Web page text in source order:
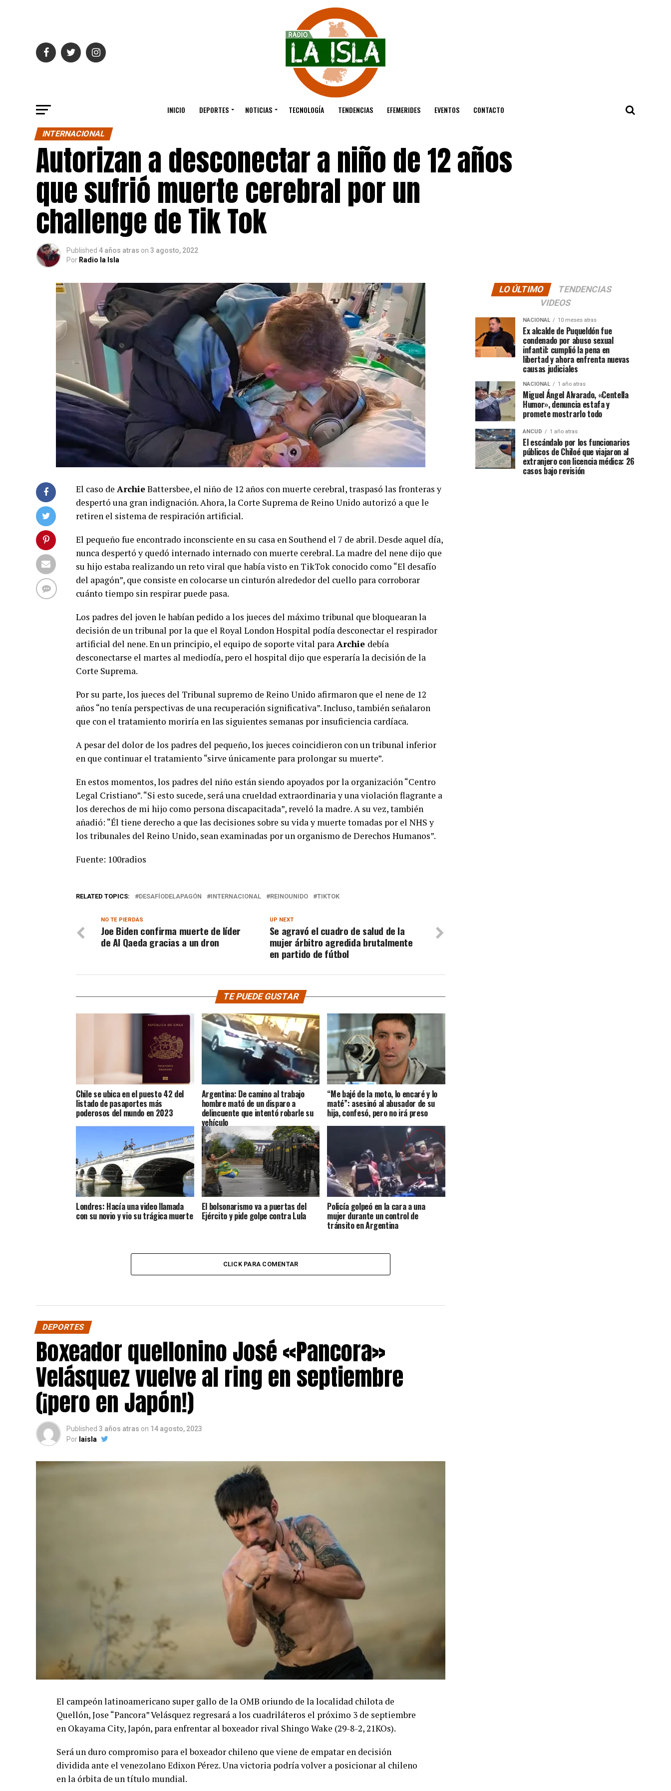
INICIO DEPORTES NOTICIAS TECNOLOGÍA TENDENCIAS EFEMERIDES EVENTOS CONTACTO
INTERNACIONAL
Autorizan a desconectar a niño de 12 años
que sufrió muerte cerebral por un
challenge de Tik Tok
Published 4 años atras on 3 agosto, 2022
Por Radio la Isla
El caso de ArchieBattersbee, el niño de 12 años con muerte cerebral, traspasó las fronteras y
despertó una gran indignación. Ahora, la Corte Suprema de Reino Unido autorizó a que le
retiren el sistema de respiración artificial.
El pequeño fue encontrado inconsciente en su casa en Southend el 7 de abril. Desde aquel día,
nunca despertó y quedó internado internado con muerte cerebral. La madre del nene dijo que
su hijo estaba realizando un reto viral que había visto en TikTok conocido como “El desafío
del apagón”, que consiste en colocarse un cinturón alrededor del cuello para corroborar
cuánto tiempo sin respirar puede pasa.
Los padres del joven le habían pedido a los jueces del máximo tribunal que bloquearan la
decisión de un tribunal por la que el Royal London Hospital podía desconectar el respirador
artificial del nene. En un principio, el equipo de soporte vital paraArchie debía
desconectarse el martes al mediodía, pero el hospital dijo que esperaría la decisión de la
Corte Suprema.
Por su parte, los jueces del Tribunal supremo de Reino Unido afirmaron que el nene de 12
años “no tenía perspectivas de una recuperación significativa”. Incluso, también señalaron
que con el tratamiento moriría en las siguientes semanas por insuficiencia cardíaca.
A pesar del dolor de los padres del pequeño, los jueces coincidieron con un tribunal inferior
en que continuar el tratamiento “sirve únicamente para prolongar su muerte”.
En estos momentos, los padres del niño están siendo apoyados por la organización “Centro
Legal Cristiano”. “Si esto sucede, será una crueldad extraordinaria y una violación flagrante a
los derechos de mi hijo como persona discapacitada”, reveló la madre. A su vez, también
añadió: “Él tiene derecho a que las decisiones sobre su vida y muerte tomadas por el NHS y
los tribunales del Reino Unido, sean examinadas por un organismo de Derechos Humanos”.
Fuente: 100radios
RELATED TOPICS: DESAFÍODELAPAGÓN INTERNACIONAL REINOUNIDO TIKTOK
UP NEXT
Se agravó el cuadro de salud de la
mujer árbitro agredida brutalmente
en partido de fútbol
NO TE PIERDAS
Joe Biden confirma muerte de líder
de Al Qaeda gracias a un dron
TE PUEDE GUSTAR
Chile se ubica en el puesto 42 del
listado de pasaportes más
poderosos del mundo en 2023
Argentina: De camino al trabajo
hombre mató de un disparo a
delincuente que intentó robarle su
vehículo
“Me bajé de la moto, lo encaré y lo
maté”: asesinó al abusador de su
hija, confesó, pero no irá preso
Londres: Hacía una video llamada
con su novio y vio su trágica muerte
El bolsonarismo va a puertas del
Ejército y pide golpe contra Lula
Policía golpeó en la cara a una
mujer durante un control de
tránsito en Argentina
CLICK PARA COMENTAR
DEPORTES
Boxeador quellonino José «Pancora»
Velásquez vuelve al ring en septiembre
(¡pero en Japón!)
Published 3 años atras on 14 agosto, 2023
Por laisla
El campeón latinoamericano super gallo de la OMB oriundo de la localidad chilota de
Quellón, Jose “Pancora” Velásquez regresará a los cuadriláteros el próximo 3 de septiembre
en Okayama City, Japón, para enfrentar al boxeador rival Shingo Wake (29-8-2, 21KOs).
Será un duro compromiso para el boxeador chileno que viene de empatar en decisión
dividida ante el venezolano Edixon Pérez. Una victoria podría volver a posicionar al chileno
en la órbita de un título mundial.
LO ÚLTIMO
TENDENCIAS
VIDEOS
NACIONAL 10 meses atras
Ex alcalde de Puqueldón fue
condenado por abuso sexual
infantil: cumplió la pena en
libertad y ahora enfrenta nuevas
causas judiciales
NACIONAL 1 año atras
Miguel Ángel Alvarado, «Centella
Humor», denuncia estafa y
promete mostrarlo todo
ANCUD 1 año atras
El escándalo por los funcionarios
públicos de Chiloé que viajaron al
extranjero con licencia médica: 26
casos bajo revisión